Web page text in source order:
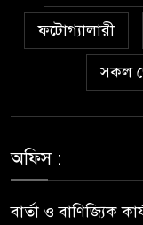
অর্জনের অভিযোগ!
ফটোগ্যালারী
সকল
অফিস :
বার্তা ও বাণিজ্যিক